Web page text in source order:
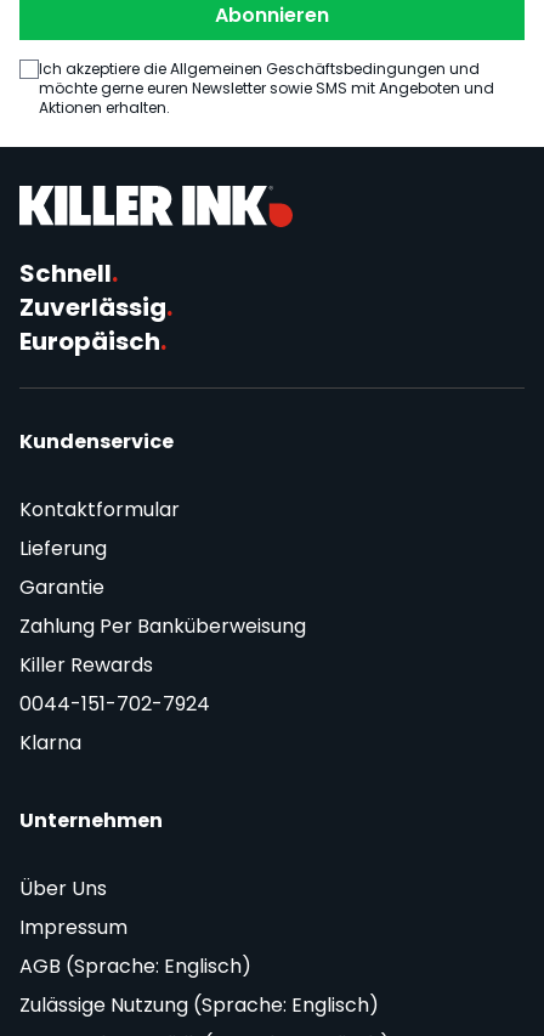
Abonnieren
Ich akzeptiere die Allgemeinen Geschäftsbedingungen und
möchte gerne euren Newsletter sowie SMS mit Angeboten und
Aktionen erhalten.
Schnell.
Zuverlässig.
Europäisch.
Kundenservice
Kontaktformular
Lieferung
Garantie
Zahlung Per Banküberweisung
Killer Rewards
0044-151-702-7924
Klarna
Unternehmen
Über Uns
Impressum
AGB (Sprache: Englisch)
Zulässige Nutzung (Sprache: Englisch)